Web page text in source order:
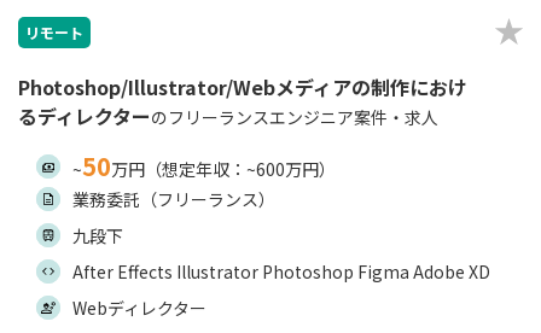
リモート
Photoshop/Illustrator/Webメディアの制作におけ
るディレクターのフリーランスエンジニア案件・求人
~50万円（想定年収：~600万円）
業務委託（フリーランス）
九段下
After Effects Illustrator Photoshop Figma Adobe XD
Webディレクター